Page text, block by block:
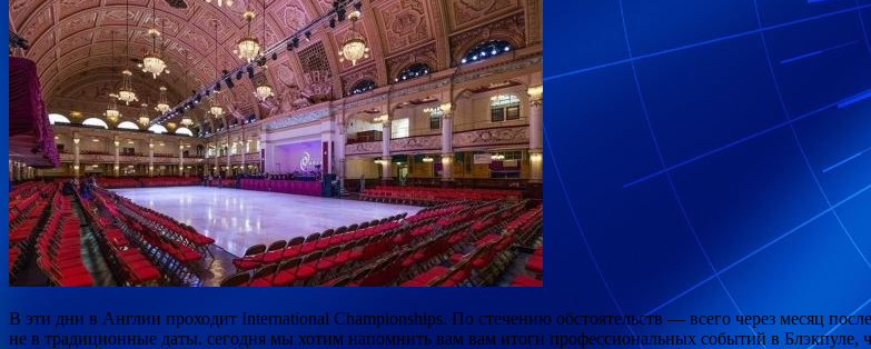
В эти дни в Англии проходит International Championships. По стечению обстоятельств — всего через месяц
не в традиционные даты. сегодня мы хотим напомнить вам вам итоги профессиональных событий в Блэкпуле,